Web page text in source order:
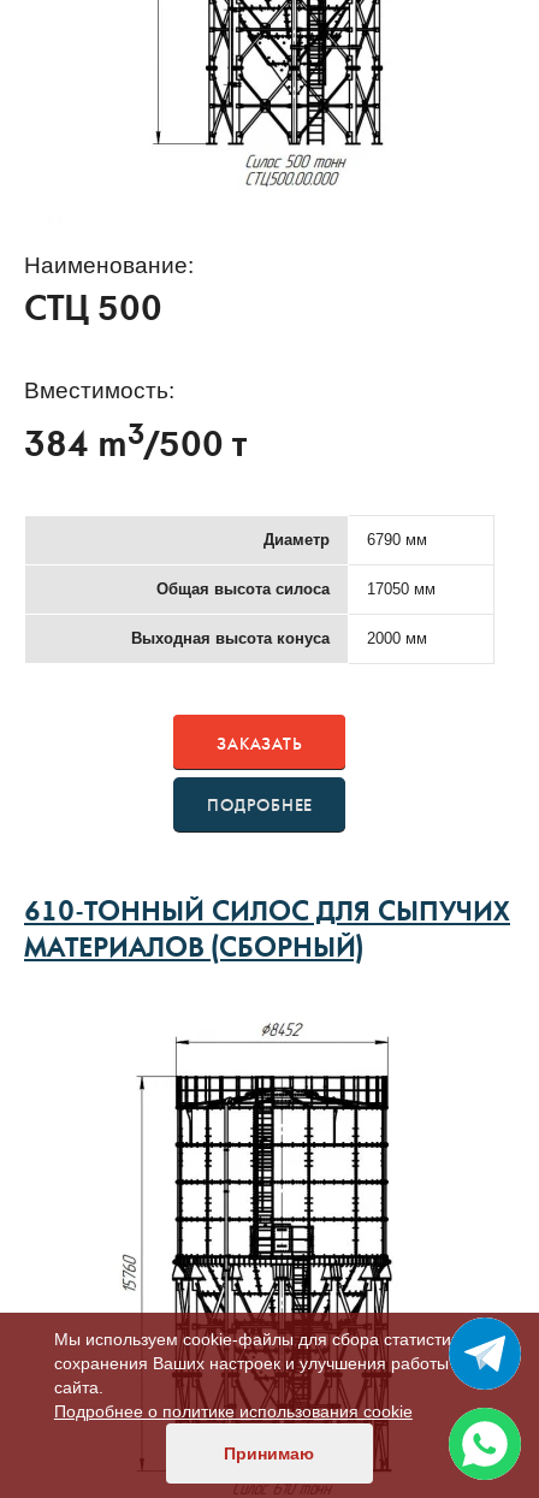
Наименование:
СТЦ 500
Вместимость:
384 m3/500 т
Диаметр 6790 мм
Общая высота силоса 17050 мм
Выходная высота конуса 2000 мм
ЗАКАЗАТЬ
ПОДРОБНЕЕ
610-ТОННЫЙ СИЛОС ДЛЯ СЫПУЧИХ
МАТЕРИАЛОВ (СБОРНЫЙ)
Мы используем cookie-файлы для сбора статистики,
сохранения Ваших настроек и улучшения работы
сайта.
Подробнее о политике использования cookie
Принимаю